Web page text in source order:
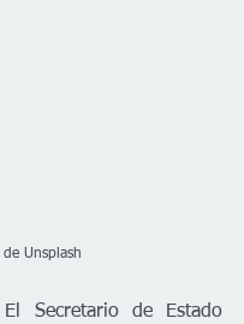
de Unsplash
El Secretario de Estado